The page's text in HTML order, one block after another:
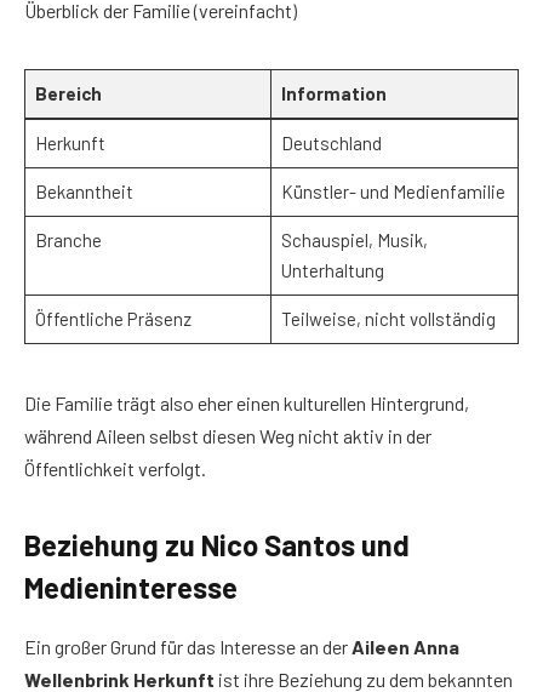
Überblick der Familie (vereinfacht)
Bereich Information
Herkunft Deutschland
Bekanntheit Künstler- und Medienfamilie
Branche
Schauspiel, Musik,
Unterhaltung
Öffentliche Präsenz Teilweise, nicht vollständig
Die Familie trägt also eher einen kulturellen Hintergrund,
während Aileen selbst diesen Weg nicht aktiv in der
Öffentlichkeit verfolgt.
Beziehung zu Nico Santos und
Medieninteresse
Ein großer Grund für das Interesse an derAileen Anna
Wellenbrink Herkunft ist ihre Beziehung zu dem bekannten